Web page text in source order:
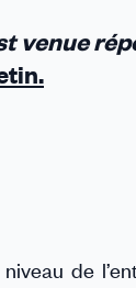
venue
de